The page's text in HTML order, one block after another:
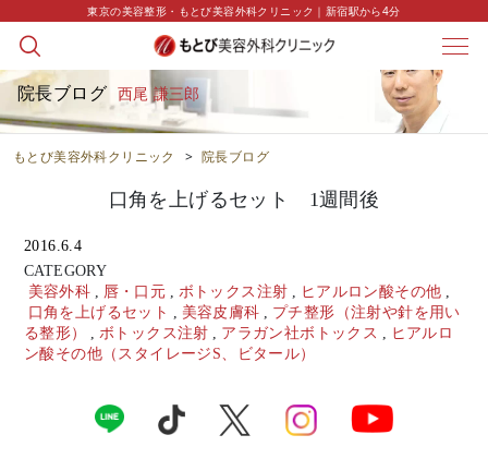
東京の美容整形・もとび美容外科クリニック｜新宿駅から4分
院長ブログ 西尾 謙三郎
もとび美容外科クリニック > 院長ブログ
口角を上げるセット 1週間後
2016.6.4
CATEGORY
美容外科
唇・口元 ボトックス注射 ヒアルロン酸その他
口角を上げるセット
美容皮膚科
プチ整形（注射や針を用い
る整形）
ボトックス注射 アラガン社ボトックス
ヒアルロ
ン酸その他（スタイレージS、ビタール）